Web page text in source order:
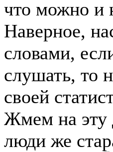
что можно и
Наверное,
словами,
слушать, то
своей
Жмем на эту
люди же